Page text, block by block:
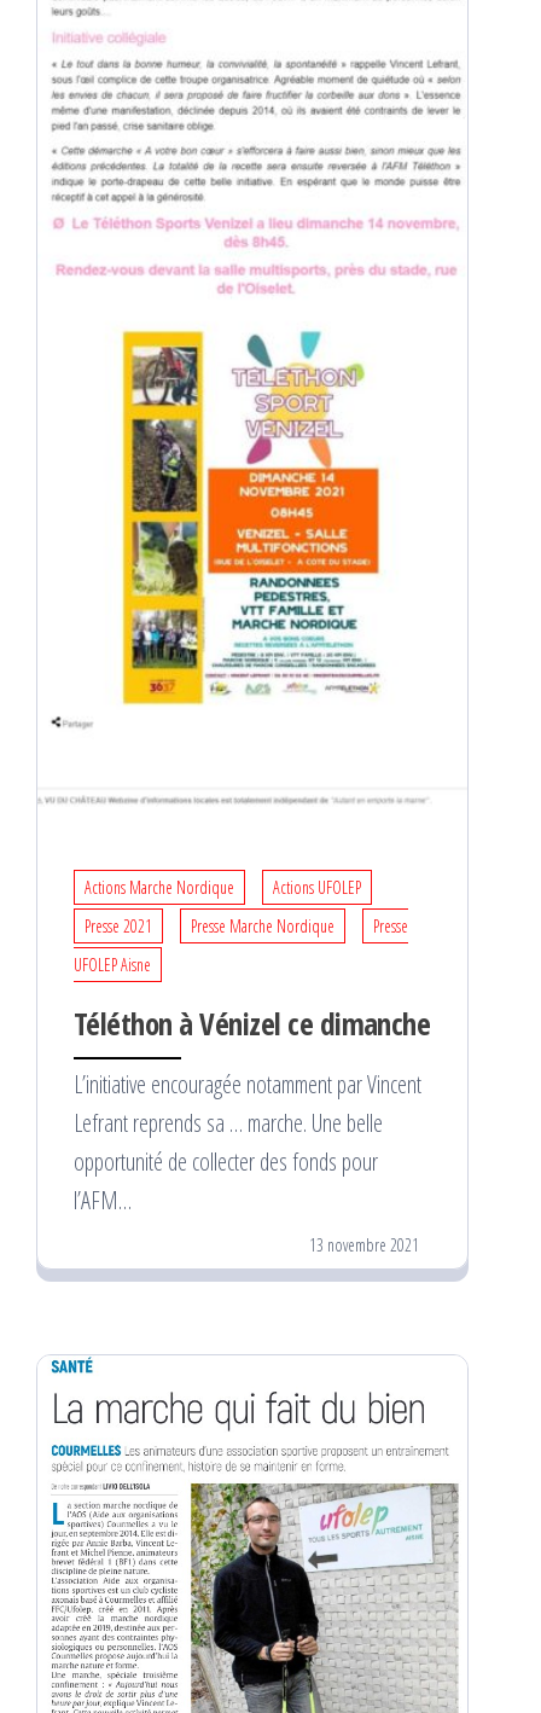
Actions Marche Nordique
Actions UFOLEP
Presse 2021
Presse Marche Nordique
Presse
UFOLEP Aisne
Téléthon à Vénizel ce dimanche
L’initiative encouragée notamment par Vincent
Lefrant reprends sa … marche. Une belle
opportunité de collecter des fonds pour
l’AFM…
13 novembre 2021